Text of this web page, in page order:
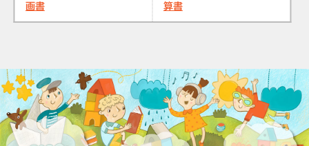
画書 算書